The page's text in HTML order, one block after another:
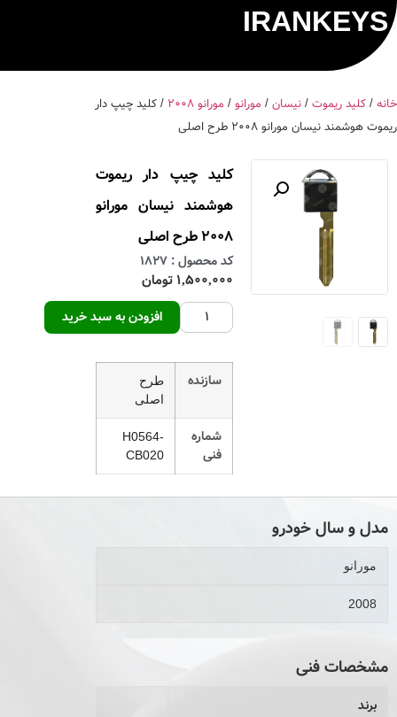
IRANKEYS
خانه/کلید ریموت/نیسان/ مورانو/ مورانو 2008
/ کلید چیپ دار
ریموت هوشمند نیسان مورانو 2008 طرح اصلی
کلید چیپ دار ریموت
هوشمند نیسان مورانو
2008 طرح اصلی
کد محصول : 1827
1,500,000 تومان
افزودن به سبد خرید
سازنده
طرح
اصلی
شماره
فنی
H0564-
CB020
مدل و سال خودرو
مورانو
2008
مشخصات فنی
برند